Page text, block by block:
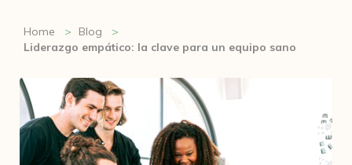
Home
Blog
Liderazgo empático: la clave para un equipo sano